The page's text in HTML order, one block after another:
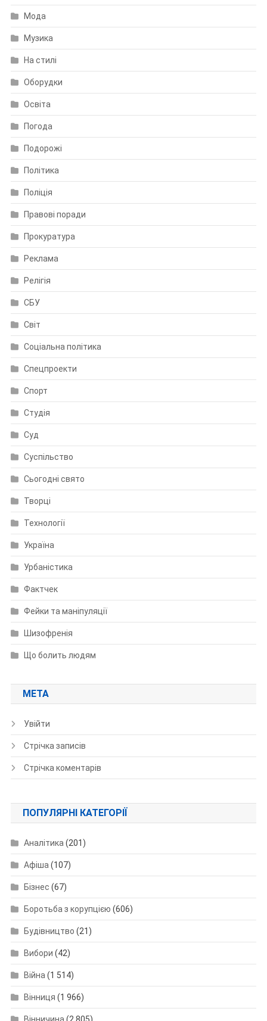
Мода
Музика
На стилі
Оборудки
Освіта
Погода
Подорожі
Політика
Поліція
Правові поради
Прокуратура
Реклама
Релігія
СБУ
Світ
Соціальна політика
Спецпроекти
Спорт
Студія
Суд
Суспільство
Сьогодні свято
Творці
Технології
Україна
Урбаністика
Фактчек
Фейки та маніпуляції
Шизофренія
Що болить людям
МЕТА
Увійти
Стрічка записів
Стрічка коментарів
ПОПУЛЯРНІ КАТЕГОРІЇ
Аналітика (201)
Афіша (107)
Бізнес (67)
Боротьба з корупцією (606)
Будівництво (21)
Вибори (42)
Війна (1 514)
Вінниця (1 966)